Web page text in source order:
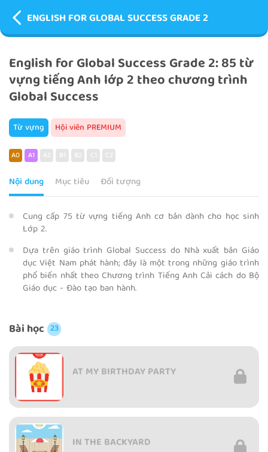
ENGLISH FOR GLOBAL SUCCESS GRADE 2
English for Global Success Grade 2: 85 từ
vựng tiếng Anh lớp 2 theo chương trình
Global Success
Từ vựng Hội viên PREMIUM
A0 A1 A2 B1 B2 C1 C2
Nội dung Mục tiêu Đối tượng
Cung cấp 75 từ vựng tiếng Anh cơ bản dành cho học sinh
Lớp 2.
Dựa trên giáo trình Global Success do Nhà xuất bản Giáo
dục Việt Nam phát hành; đây là một trong những giáo trình
phổ biến nhất theo Chương trình Tiếng Anh Cải cách do Bộ
Giáo dục - Đào tạo ban hành.
Bài học 23
AT MY BIRTHDAY PARTY
IN THE BACKYARD